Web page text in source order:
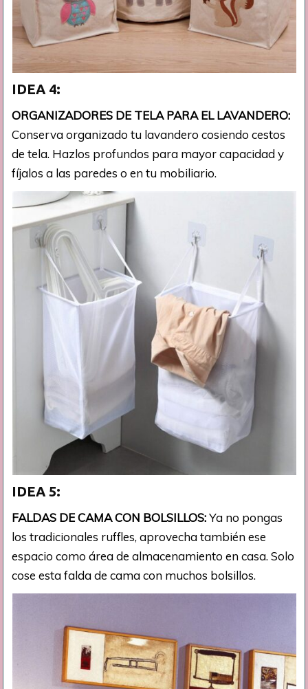
IDEA 4:
ORGANIZADORES DE TELA PARA EL LAVANDERO:
Conserva organizado tu lavandero cosiendo cestos
de tela. Hazlos profundos para mayor capacidad y
fíjalos a las paredes o en tu mobiliario.
IDEA 5:
FALDAS DE CAMA CON BOLSILLOS:Ya no pongas
los tradicionales ruffles, aprovecha también ese
espacio como área de almacenamiento en casa. Solo
cose esta falda de cama con muchos bolsillos.